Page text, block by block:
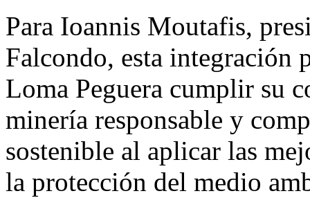
Para Ioannis Moutafis,
Falcondo, esta integración
Loma Peguera cumplir su
minería responsable y
sostenible al aplicar las
la protección del medio